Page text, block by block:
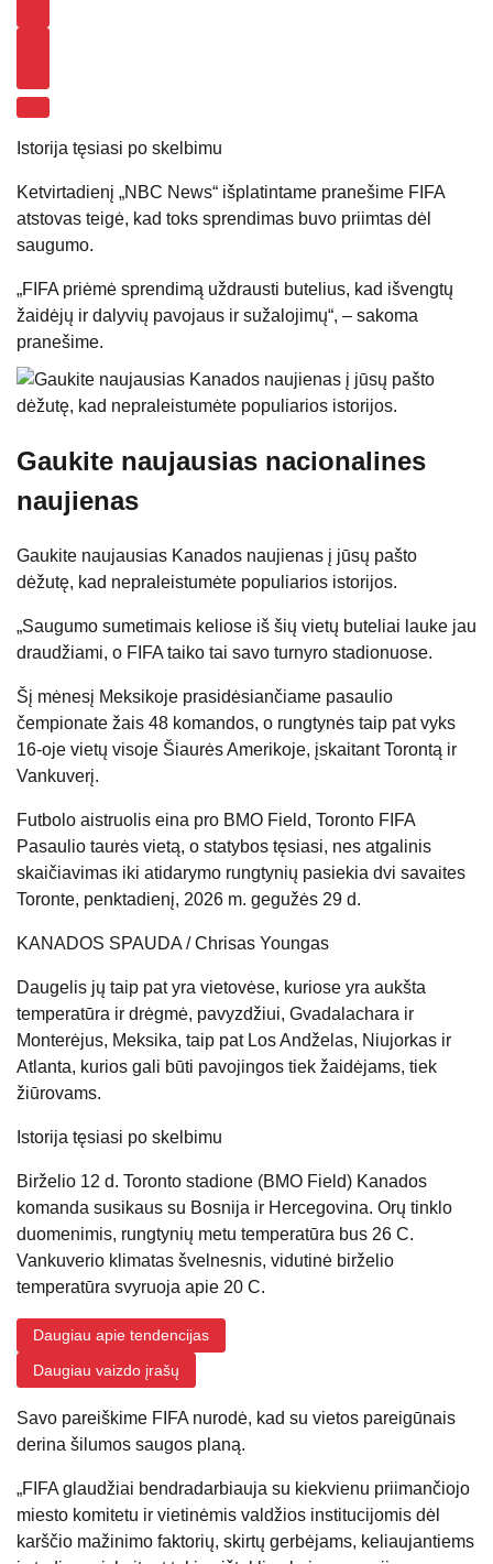
Istorija tęsiasi po skelbimu
Ketvirtadienį „NBC News“ išplatintame pranešime FIFA
atstovas teigė, kad toks sprendimas buvo priimtas dėl
saugumo.
„FIFA priėmė sprendimą uždrausti butelius, kad išvengtų
žaidėjų ir dalyvių pavojaus ir sužalojimų“, – sakoma
pranešime.
Gaukite naujausias nacionalines
naujienas
Gaukite naujausias Kanados naujienas į jūsų pašto
dėžutę, kad nepraleistumėte populiarios istorijos.
„Saugumo sumetimais keliose iš šių vietų buteliai lauke jau
draudžiami, o FIFA taiko tai savo turnyro stadionuose.
Šį mėnesį Meksikoje prasidėsiančiame pasaulio
čempionate žais 48 komandos, o rungtynės taip pat vyks
16-oje vietų visoje Šiaurės Amerikoje, įskaitant Torontą ir
Vankuverį.
Futbolo aistruolis eina pro BMO Field, Toronto FIFA
Pasaulio taurės vietą, o statybos tęsiasi, nes atgalinis
skaičiavimas iki atidarymo rungtynių pasiekia dvi savaites
Toronte, penktadienį, 2026 m. gegužės 29 d.
KANADOS SPAUDA / Chrisas Youngas
Daugelis jų taip pat yra vietovėse, kuriose yra aukšta
temperatūra ir drėgmė, pavyzdžiui, Gvadalachara ir
Monterėjus, Meksika, taip pat Los Andželas, Niujorkas ir
Atlanta, kurios gali būti pavojingos tiek žaidėjams, tiek
žiūrovams.
Istorija tęsiasi po skelbimu
Birželio 12 d. Toronto stadione (BMO Field) Kanados
komanda susikaus su Bosnija ir Hercegovina. Orų tinklo
duomenimis, rungtynių metu temperatūra bus 26 C.
Vankuverio klimatas švelnesnis, vidutinė birželio
temperatūra svyruoja apie 20 C.
Daugiau apie tendencijas
Daugiau vaizdo įrašų
Savo pareiškime FIFA nurodė, kad su vietos pareigūnais
derina šilumos saugos planą.
„FIFA glaudžiai bendradarbiauja su kiekvienu priimančiojo
miesto komitetu ir vietinėmis valdžios institucijomis dėl
karščio mažinimo faktorių, skirtų gerbėjams, keliaujantiems